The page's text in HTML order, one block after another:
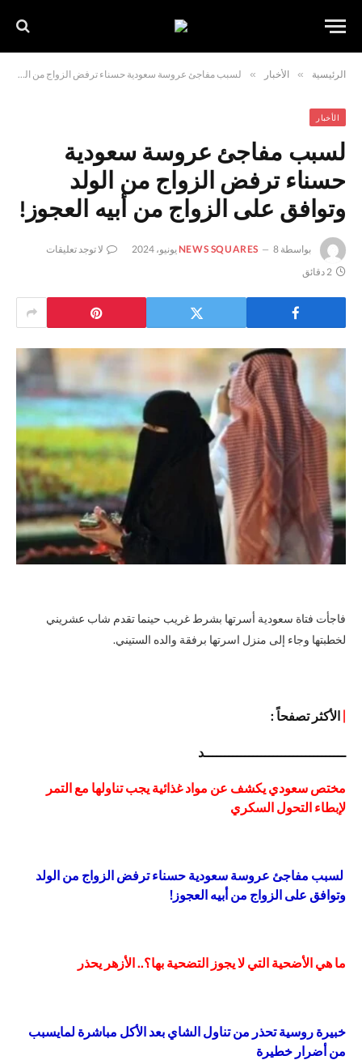
الرئيسية » الأخبار » لسبب مفاجئ عروسة سعودية حسناء ترفض الزواج من الولد وتوافق على الزواج من أبيه العجوز!
الأخبار
لسبب مفاجئ عروسة سعودية
حسناء ترفض الزواج من الولد
وتوافق على الزواج من أبيه العجوز!
بواسطة NEWS SQUARES 8 يونيو، 2024
لا توجد تعليقات
2 دقائق
فاجأت فتاة سعودية أسرتها بشرط غريب حينما تقدم شاب عشريني
لخطبتها وجاء إلى منزل اسرتها برفقة والده الستيني.
الأكثر تصفحاً :
ـــــــــــــــــــــــــــــــــــد
مختص سعودي يكشف عن مواد غذائية يجب تناولها مع التمر
لإبطاء التحول السكري
لسبب مفاجئ عروسة سعودية حسناء ترفض الزواج من الولد
وتوافق على الزواج من أبيه العجوز!
ما هي الأضحية التي لا يجوز التضحية بها؟.. الأزهر يحذر
خبيرة روسية تحذر من تناول الشاي بعد الأكل مباشرة لمايسبب
من أضرار خطيرة